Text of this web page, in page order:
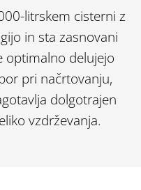
litrskem cisterni z
in sta zasnovani
optimalno delujejo
pri načrtovanju,
dolgotrajen
vzdrževanja.